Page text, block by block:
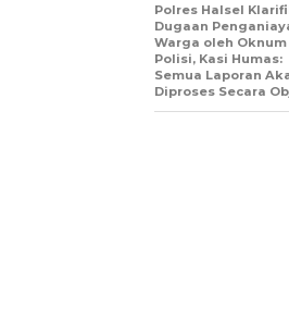
Polres Halsel
Dugaan
Warga oleh Oknum
Polisi, Kasi Humas:
Semua Laporan
Diproses Secara